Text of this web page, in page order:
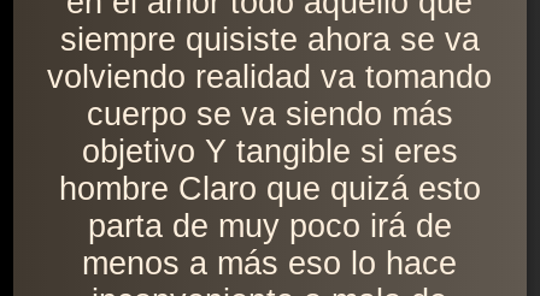
siempre quisiste ahora se va
volviendo realidad va tomando
cuerpo se va siendo más
objetivo Y tangible si eres
hombre Claro que quizá esto
parta de muy poco irá de
menos a más eso lo hace